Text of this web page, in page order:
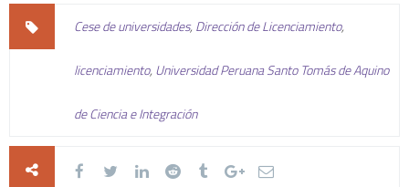
Cese de universidades,Dirección de Licenciamiento,
licenciamiento,Universidad Peruana Santo Tomás de Aquino
de Ciencia e Integración